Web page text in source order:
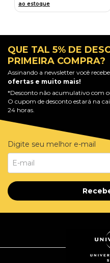
ao estoque
QUE TAL 5% DE
PRIMEIRA COMPRA?
Assinando a newsletter você
ofertas e muito mais!
*Desconto não acumulativo com
O cupom de desconto estará na
24 horas.
Digite seu melhor e-mail